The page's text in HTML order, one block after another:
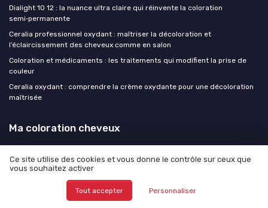
Dialight 10 12 : la nuance ultra claire qui réinvente la coloration
semi‑permanente
Ceralia professionnel oxydant : maîtriser la décoloration et
l’éclaircissement des cheveux comme en salon
Coloration et médicaments : les traitements qui modifient la prise de
couleur
Ceralia oxydant : comprendre la crème oxydante pour une décoloration
maîtrisée
Ma coloration cheveux
Mentions légales
Politique de confidentialité
© Ma coloration cheveux 2026
Ce site utilise des cookies et vous donne le contrôle sur ceux que
vous souhaitez activer
Tout accepter Personnaliser